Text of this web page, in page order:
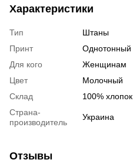
Характеристики
Тип
Штаны
Принт
Однотонный
Для кого
Женщинам
Цвет
Молочный
Склад
100% хлопок
Страна-
производитель
Украина
Отзывы